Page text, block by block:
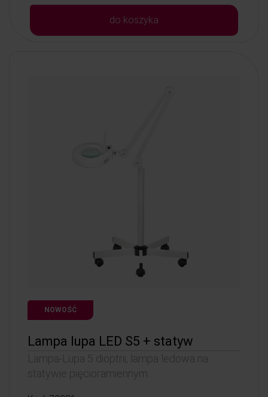
do koszyka
NOWOŚĆ
Lampa lupa LED S5 + statyw
Lampa-Lupa 5 dioptrii, lampa ledowa na
statywie pięcioramiennym.